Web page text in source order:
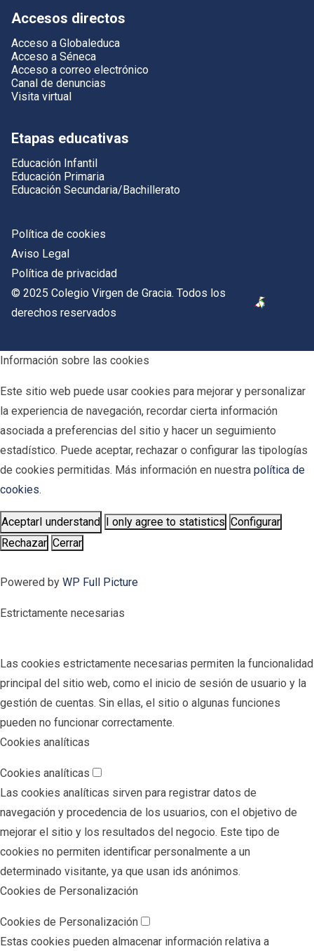
Accesos directos
Acceso a Globaleduca
Acceso a Séneca
Acceso a correo electrónico
Canal de denuncias
Visita virtual
Etapas educativas
Educación Infantil
Educación Primaria
Educación Secundaria/Bachillerato
Política de cookies
Aviso Legal
Política de privacidad
© 2025 Colegio Virgen de Gracia. Todos los
derechos reservados
Información sobre las cookies
Este sitio web puede usar cookies para mejorar y personalizar
la experiencia de navegación, recordar cierta información
asociada a preferencias del sitio y hacer un seguimiento
estadístico. Puede aceptar, rechazar o configurar las tipologías
de cookies permitidas. Más información en nuestra política de
cookies.
AceptarI understand I only agree to statistics Configurar
Rechazar Cerrar
Powered by WP Full Picture
Estrictamente necesarias
Las cookies estrictamente necesarias permiten la funcionalidad
principal del sitio web, como el inicio de sesión de usuario y la
gestión de cuentas. Sin ellas, el sitio o algunas funciones
pueden no funcionar correctamente.
Cookies analíticas
Cookies analíticas
Las cookies analíticas sirven para registrar datos de
navegación y procedencia de los usuarios, con el objetivo de
mejorar el sitio y los resultados del negocio. Este tipo de
cookies no permiten identificar personalmente a un
determinado visitante, ya que usan ids anónimos.
Cookies de Personalización
Cookies de Personalización
Estas cookies pueden almacenar información relativa a